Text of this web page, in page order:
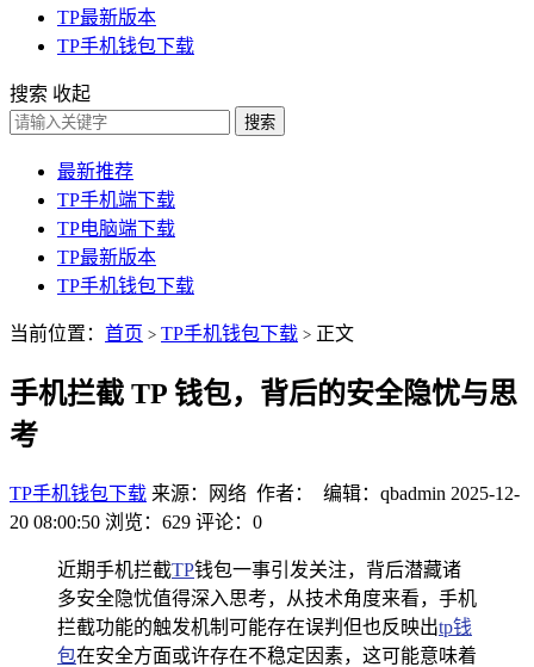
TP最新版本
TP手机钱包下载
搜索 收起
搜索
最新推荐
TP手机端下载
TP电脑端下载
TP最新版本
TP手机钱包下载
当前位置： 首页 > TP手机钱包下载 > 正文
手机拦截 TP 钱包，背后的安全隐忧与思
考
TP手机钱包下载 来源：网络 作者： 编辑：qbadmin 2025-12-
20 08:00:50 浏览：629 评论：0
近期手机拦截TP钱包一事引发关注，背后潜藏诸
多安全隐忧值得深入思考，从技术角度来看，手机
拦截功能的触发机制可能存在误判但也反映出tp钱
包在安全方面或许存在不稳定因素，这可能意味着